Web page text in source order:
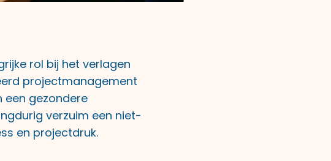
rol bij het verlagen
projectmanagement
een gezondere
verzuim een niet-
en projectdruk.